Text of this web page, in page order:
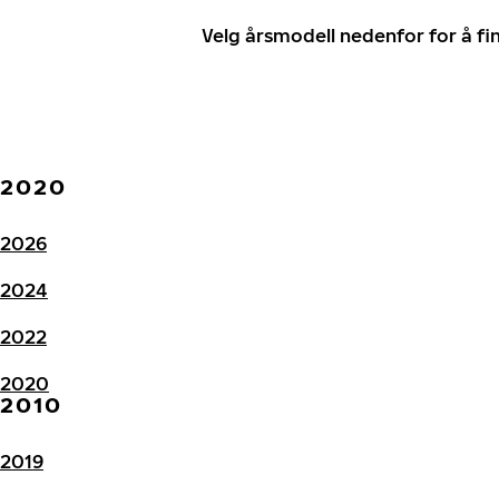
Velg årsmodell nedenfor for å
2020
2026
2024
2022
2020
2010
2019